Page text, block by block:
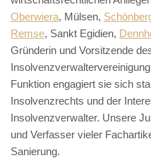
Oberwiera, Mülsen,
Remse, Sankt Egidien,
Gründerin und Vorsitzende
Funktion engagiert sie sich
Insolvenzrechts und der
Insolvenzverwalter. Unsere
und Verfasser vieler
Sanierung.